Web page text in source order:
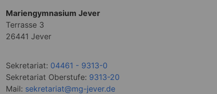
Mariengymnasium Jever
Terrasse 3
26441 Jever
Sekretariat: 04461 - 9313-0
Sekretariat Oberstufe: 9313-20
Mail: sekretariat@mg-jever.de